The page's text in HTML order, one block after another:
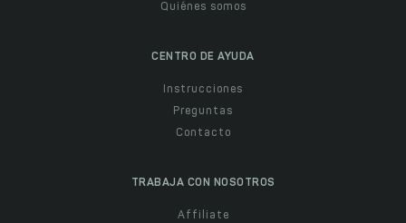
Quiénes somos
CENTRO DE AYUDA
Instrucciones
Preguntas
Contacto
TRABAJA CON NOSOTROS
Affiliate